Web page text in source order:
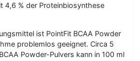
4,6 % der Proteinbiosynthese
ist PointFit BCAA Powder
problemlos geeignet. Circa 5
Powder-Pulvers kann in 100 ml